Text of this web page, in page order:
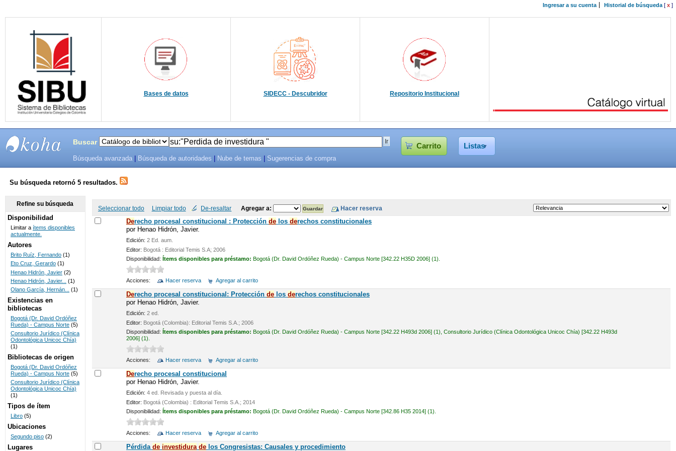
Ingresar a su cuenta Historial de búsqueda[ x ]
Bases de datos SIDECC - Descubridor Repositorio Institucional
SISTEMAS
DE
BIBLIOTECAS
UNICOC
Buscar Carrito Listas
Búsqueda avanzada Búsqueda de autoridades Nube de temas Sugerencias de compra
Su búsqueda retornó 5 resultados.
Seleccionar todo Limpiar todo De-resaltar Agregar a:
Derecho procesal constitucional : Protección delos derechos constitucionales
por Henao Hidrón, Javier.
Edición: 2 Ed. aum.
Editor: Bogotá : Editorial Temis S.A; 2006
Disponibilidad: Ítems disponibles para préstamo: Bogotá (Dr. David Ordóñez Rueda) - Campus Norte [342.22 H35D 2006] (1).
Acciones: Hacer reserva Agregar al carrito
Derecho procesal constitucional: Protección delos derechos constitucionales
por Henao Hidrón, Javier.
Edición: 2 ed.
Editor: Bogotá (Colombia): Editorial Temis S.A.; 2006
Disponibilidad: Ítems disponibles para préstamo: Bogotá (Dr. David Ordóñez Rueda) - Campus Norte [342.22 H493d 2006] (1), Consultorio Jurídico (Clínica Odontológica Unicoc Chía) [342.22 H493d
2006] (1).
Acciones: Hacer reserva Agregar al carrito
Derecho procesal constitucional
por Henao Hidrón, Javier.
Edición: 4 ed. Revisada y puesta al día.
Editor: Bogotá (Colombia) : Editorial Temis S.A.; 2014
Disponibilidad: Ítems disponibles para préstamo: Bogotá (Dr. David Ordóñez Rueda) - Campus Norte [342.86 H35 2014] (1).
Acciones: Hacer reserva Agregar al carrito
Pérdida de investidura delos Congresistas: Causales y procedimiento
Refine su búsqueda
Disponibilidad
Limitar a ítems disponibles
actualmente.
Autores
Brito Ruíz, Fernando (1)
Eto Cruz, Gerardo (1)
Henao Hidrón, Javier (2)
Henao Hidrón, Javier...
(1)
Olano García, Hernán...
(1)
Existencias en
bibliotecas
Bogotá (Dr. David Ordóñez
Rueda) - Campus Norte (5)
Consultorio Jurídico (Clínica
Odontológica Unicoc Chía)
(1)
Bibliotecas de origen
Bogotá (Dr. David Ordóñez
Rueda) - Campus Norte (5)
Consultorio Jurídico (Clínica
Odontológica Unicoc Chía)
(1)
Tipos de ítem
Libro (5)
Ubicaciones
Segundo piso (2)
Lugares